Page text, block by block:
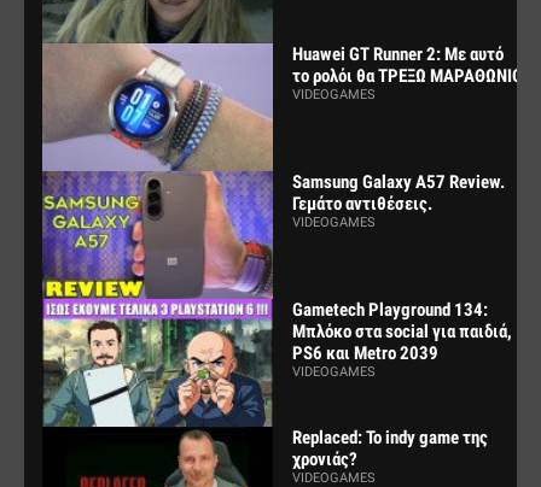
Huawei GT Runner 2: Με αυτό
το ρολόι θα ΤΡΕΞΩ ΜΑΡΑΘΩΝΙΟ
VIDEOGAMES
Samsung Galaxy A57 Review.
Γεμάτο αντιθέσεις.
VIDEOGAMES
Gametech Playground 134:
Μπλόκο στα social για παιδιά,
PS6 και Metro 2039
VIDEOGAMES
Replaced: Το indy game της
χρονιάς?
VIDEOGAMES